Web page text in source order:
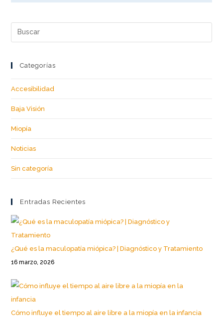
Categorías
Accesibilidad
Baja Visión
Miopía
Noticias
Sin categoría
Entradas Recientes
¿Qué es la maculopatía miópica? | Diagnóstico y Tratamiento
16 marzo, 2026
Cómo influye el tiempo al aire libre a la miopía en la infancia